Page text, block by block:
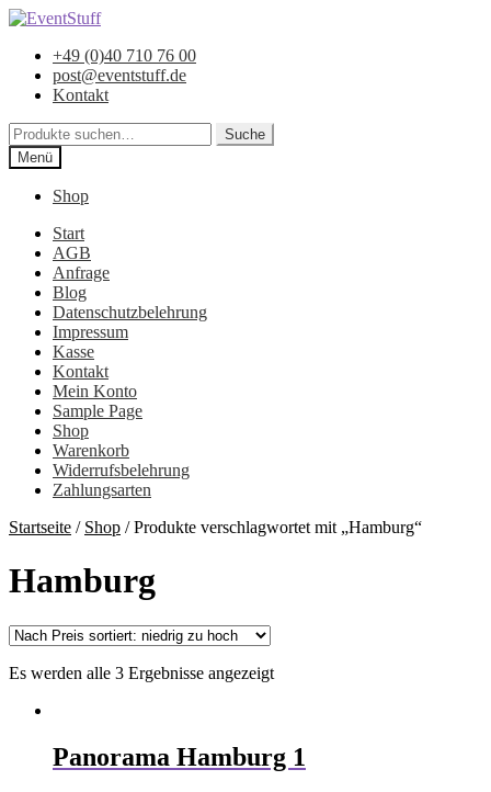
Zur
springen
Zum
springen+49 (0)40 710 76 00
post@eventstuff.de
Kontakt
Suche
nach:
Suche
Menü
Shop
Start
AGB
Anfrage
Blog
Datenschutzbelehrung
Impressum
Kasse
Kontakt
Mein Konto
Sample Page
Shop
Warenkorb
Widerrufsbelehrung
Zahlungsarten
Startseite / Shop /Produkte verschlagwortet mit „Hamburg“
Hamburg
Es werden alle 3 Ergebnisse angezeigt
Panorama Hamburg 1